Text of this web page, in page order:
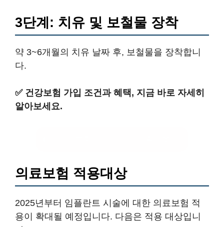
3단계: 치유 및 보철물 장착
약 3~6개월의 치유 날짜 후, 보철물을 장착합니
다.
✅ 건강보험 가입 조건과 혜택, 지금 바로 자세히
알아보세요.
의료보험 적용대상
2025년부터 임플란트 시술에 대한 의료보험 적
용이 확대될 예정입니다. 다음은 적용 대상입니